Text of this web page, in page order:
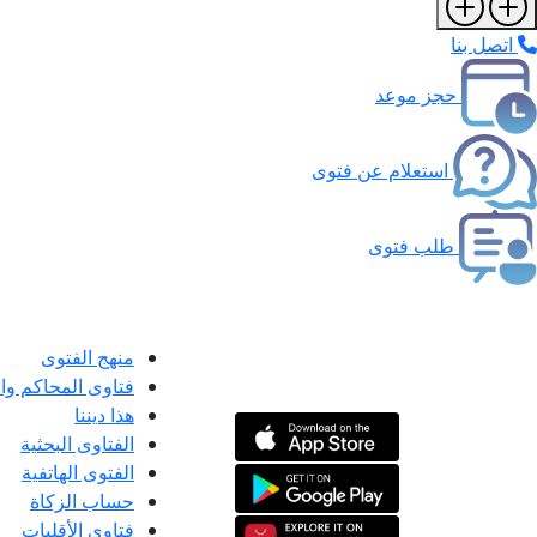
اتصل بنا
حجز موعد
استعلام عن فتوى
طلب فتوى
منهج الفتوى
فتاوى المحاكم
هذا ديننا
الفتاوى البحثية
الفتوى الهاتفية
حساب الزكاة
فتاوى الأقليات